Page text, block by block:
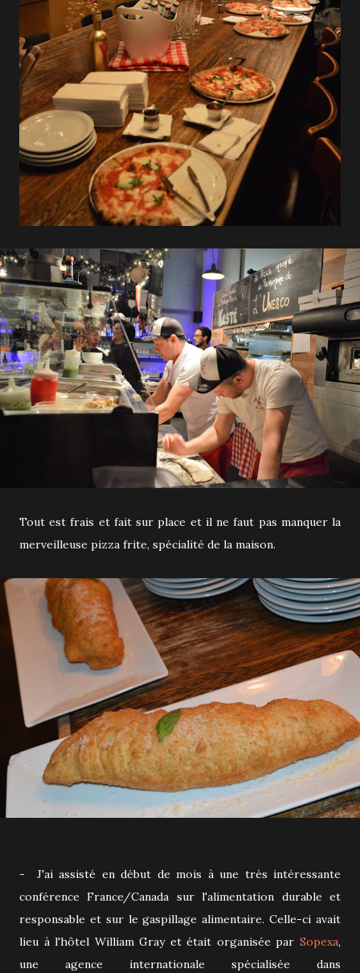
Tout est frais et fait sur place et il ne faut pas manquer la
merveilleuse pizza frite, spécialité de la maison.
- J'ai assisté en début de mois à une très intéressante
conférence France/Canada sur l'alimentation durable et
responsable et sur le gaspillage alimentaire. Celle-ci avait
lieu à l'hôtel William Gray et était organisée par Sopexa,
une agence internationale spécialisée dans